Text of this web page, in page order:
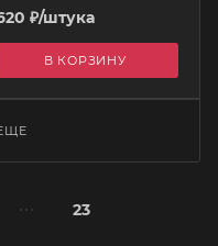
₽/штука
В КОРЗИНУ
23